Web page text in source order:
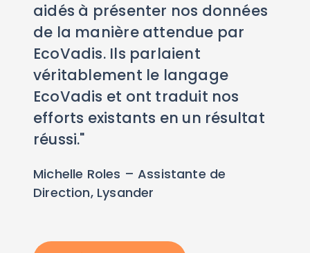
aidés à présenter nos données
de la manière attendue par
EcoVadis. Ils parlaient
véritablement le langage
EcoVadis et ont traduit nos
efforts existants en un résultat
réussi."
Michelle Roles – Assistante de
Direction, Lysander